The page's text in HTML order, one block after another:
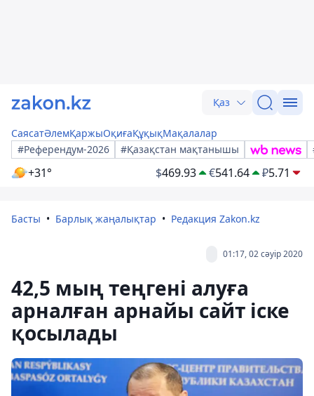
Қаз
СаясатӘлемҚаржыОқиғаҚұқықМақалалар
#Референдум-2026
#Қазақстан мақтанышы
+31° $469.93 €541.64 ₽5.71
Басты Барлық жаңалықтар Редакция Zakon.kz
01:17, 02 сәуір 2020
42,5 мың теңгені алуға
арналған арнайы сайт іске
қосылады